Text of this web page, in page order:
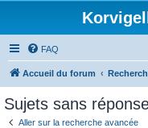
FAQ
Accueil du forum
Sujets sans
Aller sur la recherche avancée